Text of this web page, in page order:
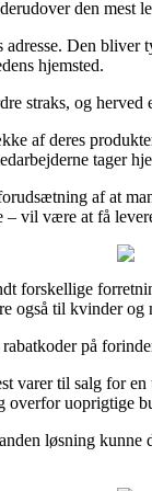
den mest
Den
hjemsted.
straks, og
af deres
tager
af at
vil være at få
også til kvinder
på
til salg for
uoprigtige
løsning